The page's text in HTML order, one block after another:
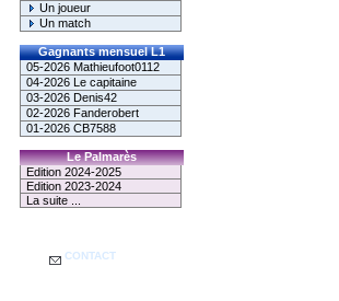
Un joueur
Un match
Gagnants mensuel L1
05-2026 Mathieufoot0112
04-2026 Le capitaine
03-2026 Denis42
02-2026 Fanderobert
01-2026 CB7588
Le Palmarès
Edition 2024-2025
Edition 2023-2024
La suite ...
CONTACT